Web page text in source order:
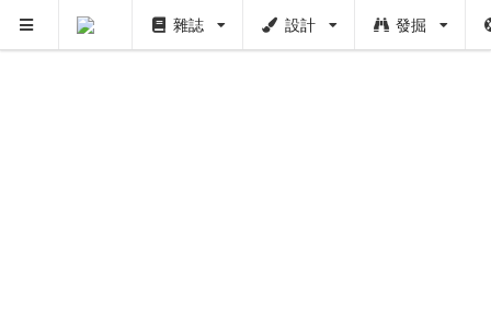
雜誌 設計 發掘